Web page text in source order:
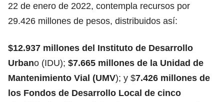
22 de enero de 2022, contempla recursos por
29.426 millones de pesos, distribuidos así:
$12.937 millones del Instituto de Desarrollo
Urbano (IDU); $7.665 millones de la Unidad de
Mantenimiento Vial (UMV); y $7.426 millones de
los Fondos de Desarrollo Local de cinco